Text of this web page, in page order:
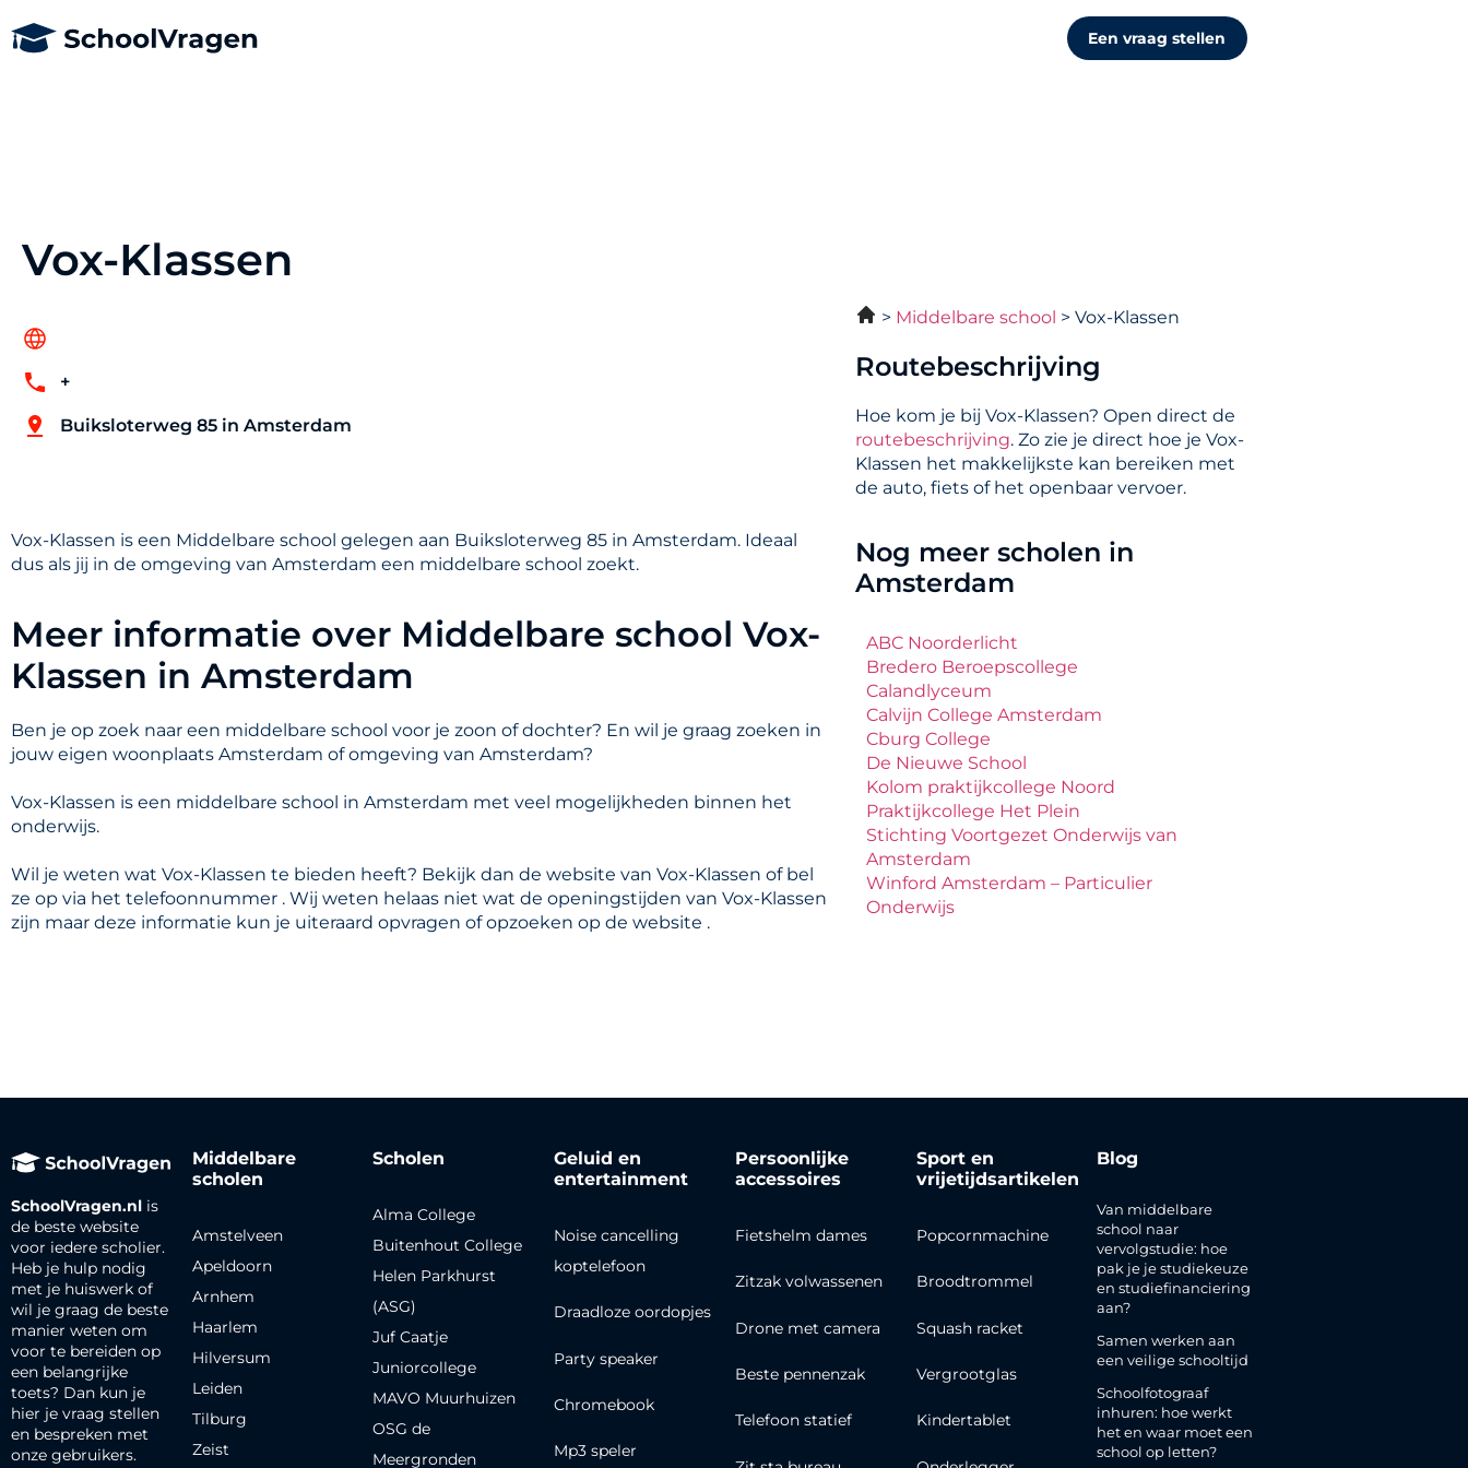
Een vraag stellen
Vox-Klassen
+
Buiksloterweg 85 in Amsterdam
Vox-Klassen is een Middelbare school gelegen aan Buiksloterweg 85 in Amsterdam. Ideaal
dus als jij in de omgeving van Amsterdam een middelbare school zoekt.
Meer informatie over Middelbare school Vox-
Klassen in Amsterdam
Ben je op zoek naar een middelbare school voor je zoon of dochter? En wil je graag zoeken in
jouw eigen woonplaats Amsterdam of omgeving van Amsterdam?
Vox-Klassen is een middelbare school in Amsterdam met veel mogelijkheden binnen het
onderwijs.
Wil je weten wat Vox-Klassen te bieden heeft? Bekijk dan de website van Vox-Klassen of bel
ze op via het telefoonnummer . Wij weten helaas niet wat de openingstijden van Vox-Klassen
zijn maar deze informatie kun je uiteraard opvragen of opzoeken op de website .
Middelbare school Vox-Klassen
Routebeschrijving
Hoe kom je bij Vox-Klassen? Open direct de
routebeschrijving. Zo zie je direct hoe je Vox-
Klassen het makkelijkste kan bereiken met
de auto, fiets of het openbaar vervoer.
Nog meer scholen in
Amsterdam
ABC Noorderlicht
Bredero Beroepscollege
Calandlyceum
Calvijn College Amsterdam
Cburg College
De Nieuwe School
Kolom praktijkcollege Noord
Praktijkcollege Het Plein
Stichting Voortgezet Onderwijs van
Amsterdam
Winford Amsterdam – Particulier
Onderwijs
SchoolVragen.nl is
de beste website
voor iedere scholier.
Heb je hulp nodig
met je huiswerk of
wil je graag de beste
manier weten om
voor te bereiden op
een belangrijke
toets? Dan kun je
hier je vraag stellen
en bespreken met
onze gebruikers.
Middelbare
scholen
Amstelveen
Apeldoorn
Arnhem
Haarlem
Hilversum
Leiden
Tilburg
Zeist
Scholen
Alma College
Buitenhout College
Helen Parkhurst
(ASG)
Juf Caatje
Juniorcollege
MAVO Muurhuizen
OSG de
Meergronden
Geluid en
entertainment
Noise cancelling
koptelefoon
Draadloze oordopjes
Party speaker
Chromebook
Mp3 speler
Persoonlijke
accessoires
Fietshelm dames
Zitzak volwassenen
Drone met camera
Beste pennenzak
Telefoon statief
Sport en
vrijetijdsartikelen
Popcornmachine
Broodtrommel
Squash racket
Vergrootglas
Kindertablet
Blog
Van middelbare
school naar
vervolgstudie: hoe
pak je je studiekeuze
en studiefinanciering
aan?
Samen werken aan
een veilige schooltijd
Schoolfotograaf
inhuren: hoe werkt
het en waar moet een
school op letten?